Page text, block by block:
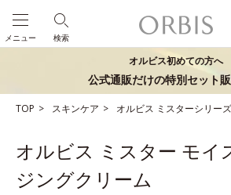
検索
メニュー
オルビス初めての方へ
公式通販だけの特別セット販
TOP スキンケア オルビス ミスターシリーズ
オルビス ミスター モイ
ジングクリーム